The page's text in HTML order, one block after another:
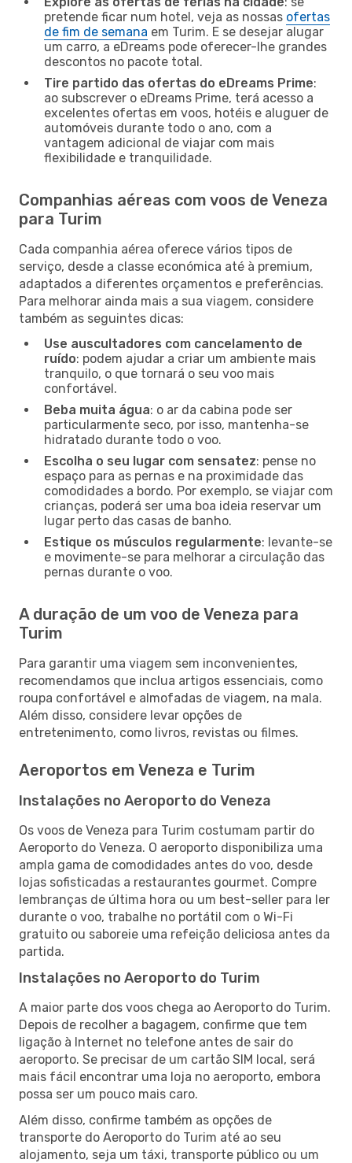
pretende ficar num hotel, veja as nossas ofertas
de fim de semana em Turim. E se desejar alugar
um carro, a eDreams pode oferecer-lhe grandes
descontos no pacote total.
Tire partido das ofertas do eDreams Prime:
ao subscrever o eDreams Prime, terá acesso a
excelentes ofertas em voos, hotéis e aluguer de
automóveis durante todo o ano, com a
vantagem adicional de viajar com mais
flexibilidade e tranquilidade.
Companhias aéreas com voos de Veneza
para Turim
Cada companhia aérea oferece vários tipos de
serviço, desde a classe económica até à premium,
adaptados a diferentes orçamentos e preferências.
Para melhorar ainda mais a sua viagem, considere
também as seguintes dicas:
Use auscultadores com cancelamento de
ruído: podem ajudar a criar um ambiente mais
tranquilo, o que tornará o seu voo mais
confortável.
Beba muita água: o ar da cabina pode ser
particularmente seco, por isso, mantenha-se
hidratado durante todo o voo.
Escolha o seu lugar com sensatez: pense no
espaço para as pernas e na proximidade das
comodidades a bordo. Por exemplo, se viajar com
crianças, poderá ser uma boa ideia reservar um
lugar perto das casas de banho.
Estique os músculos regularmente: levante-se
e movimente-se para melhorar a circulação das
pernas durante o voo.
A duração de um voo de Veneza para
Turim
Para garantir uma viagem sem inconvenientes,
recomendamos que inclua artigos essenciais, como
roupa confortável e almofadas de viagem, na mala.
Além disso, considere levar opções de
entretenimento, como livros, revistas ou filmes.
Aeroportos em Veneza e Turim
Instalações no Aeroporto do Veneza
Os voos de Veneza para Turim costumam partir do
Aeroporto do Veneza. O aeroporto disponibiliza uma
ampla gama de comodidades antes do voo, desde
lojas sofisticadas a restaurantes gourmet. Compre
lembranças de última hora ou um best-seller para ler
durante o voo, trabalhe no portátil com o Wi-Fi
gratuito ou saboreie uma refeição deliciosa antes da
partida.
Instalações no Aeroporto do Turim
A maior parte dos voos chega ao Aeroporto do Turim.
Depois de recolher a bagagem, confirme que tem
ligação à Internet no telefone antes de sair do
aeroporto. Se precisar de um cartão SIM local, será
mais fácil encontrar uma loja no aeroporto, embora
possa ser um pouco mais caro.
Além disso, confirme também as opções de
transporte do Aeroporto do Turim até ao seu
alojamento, seja um táxi, transporte público ou um